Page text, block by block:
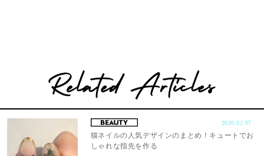
2020.02.07
猫ネイルの人気デザインのまとめ！キュートでお
しゃれな指先を作る